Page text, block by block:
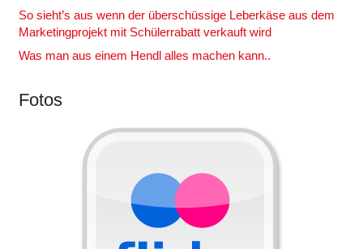
So sieht’s aus wenn der überschüssige Leberkäse aus dem
Marketingprojekt mit Schülerrabatt verkauft wird
Was man aus einem Hendl alles machen kann..
Fotos